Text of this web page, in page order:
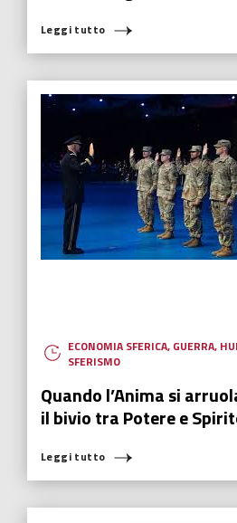
Quo Vadis, Silicon Valley?
Quo Vadis, Silicon Valley? A quanto
direzione di contribuire
Leggi tutto